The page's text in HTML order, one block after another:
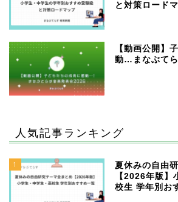
と対策ロード
【動画公開】
動…まなぶて
人気記事ランキング
1
夏休みの自由
【2026年版】
校生 学年別お